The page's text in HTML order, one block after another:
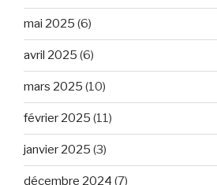
mai 2025 (6)
avril 2025 (6)
mars 2025 (10)
février 2025 (11)
janvier 2025 (3)
décembre 2024 (7)